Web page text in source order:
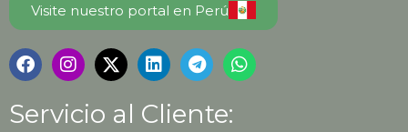
Visite nuestro portal en Perú
Servicio al Cliente: